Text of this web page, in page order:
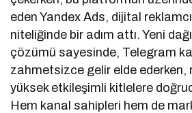
eden Yandex Ads, dijital
niteliğinde bir adım attı. Yeni
çözümü sayesinde, Telegram
zahmetsizce gelir elde ederken,
yüksek etkileşimli kitlelere
Hem kanal sahipleri hem de